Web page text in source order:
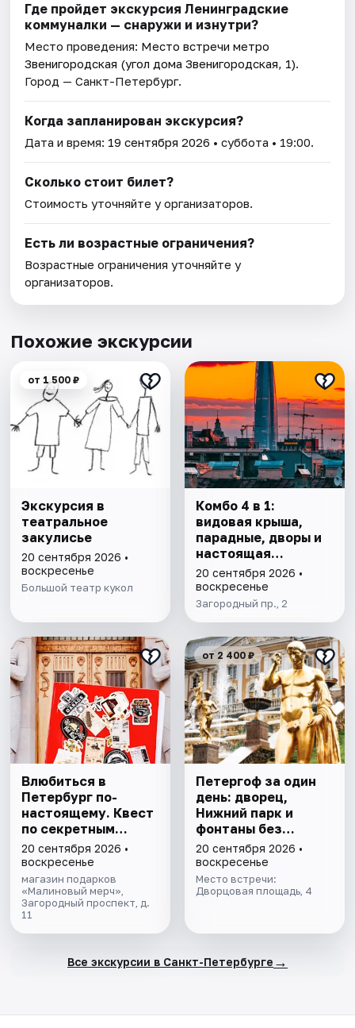
Где пройдет экскурсия Ленинградские
коммуналки — снаружи и изнутри?
Место проведения: Место встречи метро
Звенигородская (угол дома Звенигородская, 1).
Город — Санкт-Петербург.
Когда запланирован экскурсия?
Дата и время: 19 сентября 2026 • суббота • 19:00.
Сколько стоит билет?
Стоимость уточняйте у организаторов.
Есть ли возрастные ограничения?
Возрастные ограничения уточняйте у
организаторов.
Похожие экскурсии
от 1 500 ₽
Экскурсия в
театральное
закулисье
20 сентября 2026 •
воскресенье
Большой театр кукол
Комбо 4 в 1:
видовая крыша,
парадные, дворы и
настоящая
коммуналка
20 сентября 2026 •
воскресенье
Загородный пр., 2
Влюбиться в
Петербург по-
настоящему. Квест
по секретным
местам
20 сентября 2026 •
воскресенье
магазин подарков
«Малиновый мерч»,
Загородный проспект, д.
11
от 2 400 ₽
Петергоф за один
день: дворец,
Нижний парк и
фонтаны без
очередей. Все
билеты включены
20 сентября 2026 •
воскресенье
Место встречи:
Дворцовая площадь, 4
Все экскурсии в Санкт-Петербурге →